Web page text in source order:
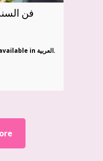
Sorry, this entry is only available in العربية.